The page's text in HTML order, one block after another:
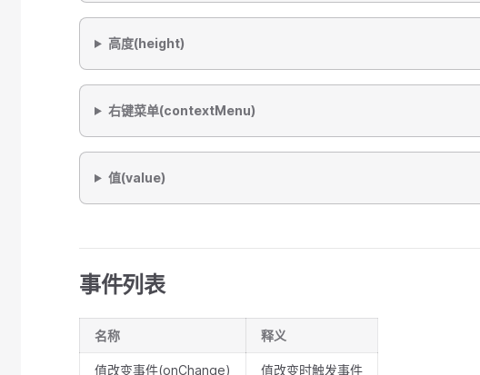
高度(height)
右键菜单(contextMenu)
值(value)
事件列表
名称 释义
值改变事件(onChange) 值改变时触发事件